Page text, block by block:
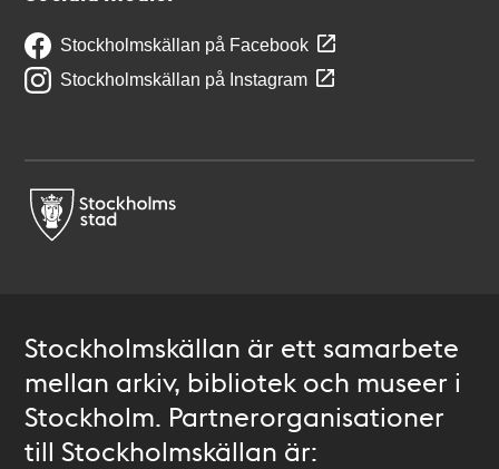
Stockholmskällan på Facebook
Stockholmskällan på Instagram
Stockholmskällan är ett samarbete
mellan arkiv, bibliotek och museer i
Stockholm. Partnerorganisationer
till Stockholmskällan är: